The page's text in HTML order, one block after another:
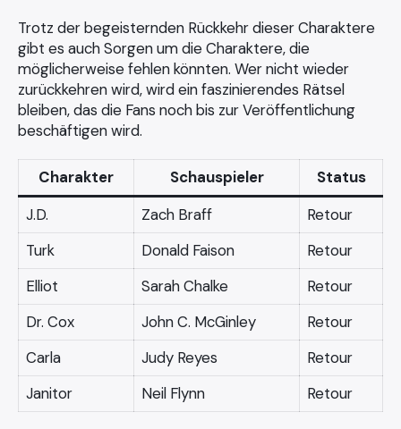
Trotz der begeisternden Rückkehr dieser Charaktere
gibt es auch Sorgen um die Charaktere, die
möglicherweise fehlen könnten. Wer nicht wieder
zurückkehren wird, wird ein faszinierendes Rätsel
bleiben, das die Fans noch bis zur Veröffentlichung
beschäftigen wird.
Charakter Schauspieler
Status
J.D.
Zach Braff
Retour
Turk
Donald Faison
Retour
Elliot
Sarah Chalke
Retour
Dr. Cox
John C. McGinley
Retour
Carla
Judy Reyes
Retour
Janitor
Neil Flynn Retour